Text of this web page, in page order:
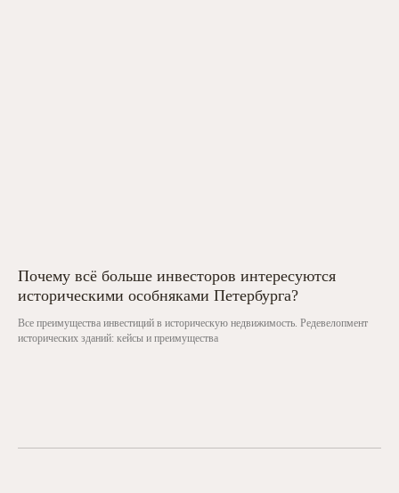
Почему всё больше инвесторов интересуются
историческими особняками Петербурга?
Все преимущества инвестиций в историческую недвижимость. Редевелопмент
исторических зданий: кейсы и преимущества
Вы можете